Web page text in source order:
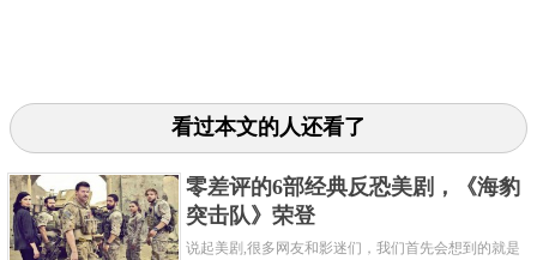
看过本文的人还看了
零差评的6部经典反恐美剧，《海豹
突击队》荣登
说起美剧,很多网友和影迷们，我们首先会想到的就是